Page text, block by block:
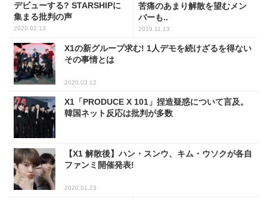
デビューする? STARSHIPに
集まる批判の声
2020.02.13
苦痛のあまり解散を望むメン
バーも..
2019.11.13
X1の新グループ求む! 1人デモを続けざるを得ない
その事情とは
2020.03.12
X1「PRODUCE X 101」捏造疑惑について言及。
韓国ネット反応は批判が多数
【X1 解散後】ハン・スンウ、キム・ウソクが各自
ファンミ開催発表!
2020.01.23